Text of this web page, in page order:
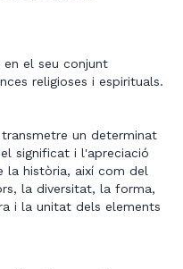
el seu conjunt
religioses i espirituals.
un determinat
significat i l'apreciació
la història, així com del
la diversitat, la forma,
i la unitat dels elements